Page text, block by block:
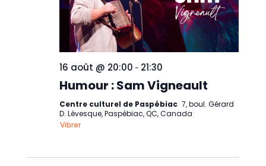
Humour : Sam Vigneault
16 août @ 20:00 - 21:30
Centre culturel de Paspébiac 7, boul. Gérard
D. Lévesque, Paspébiac, QC, Canada
Vibrer